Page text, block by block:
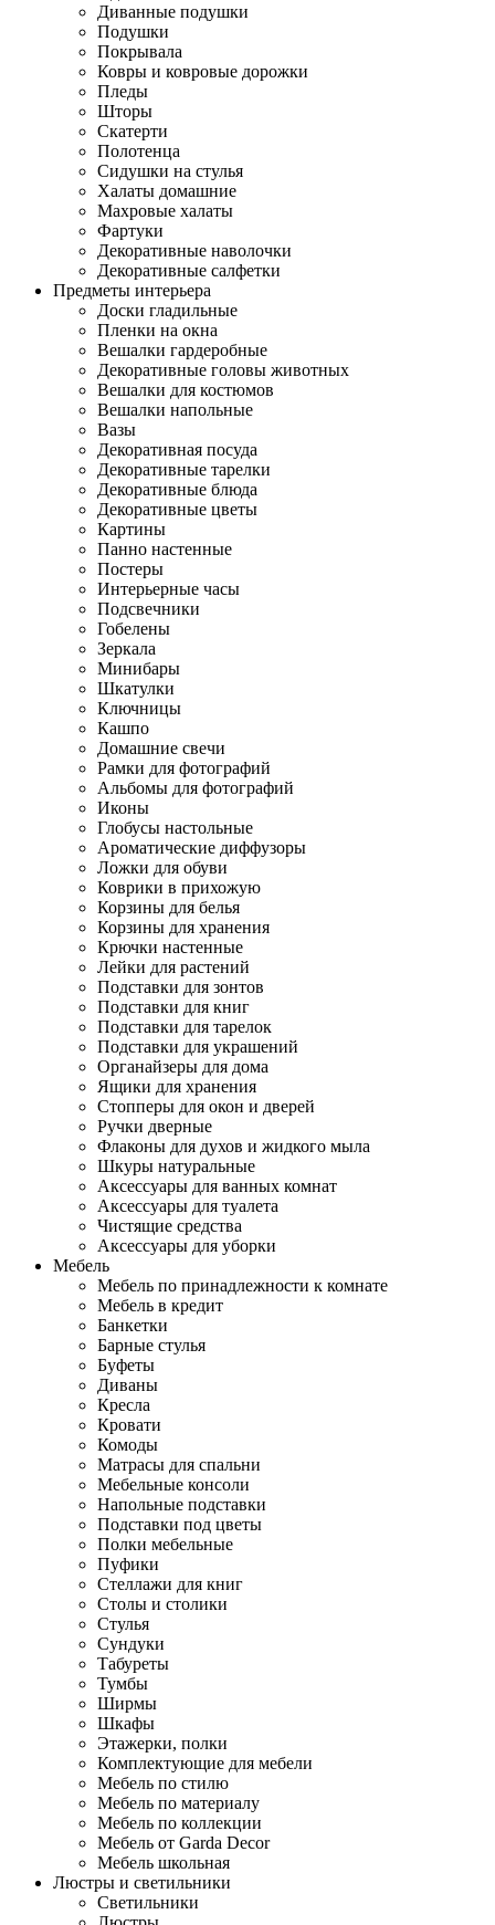
Диванные подушки
Подушки
Покрывала
Ковры и ковровые дорожки
Пледы
Шторы
Скатерти
Полотенца
Сидушки на стулья
Халаты домашние
Махровые халаты
Фартуки
Декоративные наволочки
Декоративные салфетки
Предметы интерьера
Доски гладильные
Пленки на окна
Вешалки гардеробные
Декоративные головы животных
Вешалки для костюмов
Вешалки напольные
Вазы
Декоративная посуда
Декоративные тарелки
Декоративные блюда
Декоративные цветы
Картины
Панно настенные
Постеры
Интерьерные часы
Подсвечники
Гобелены
Зеркала
Минибары
Шкатулки
Ключницы
Кашпо
Домашние свечи
Рамки для фотографий
Альбомы для фотографий
Иконы
Глобусы настольные
Ароматические диффузоры
Ложки для обуви
Коврики в прихожую
Корзины для белья
Корзины для хранения
Крючки настенные
Лейки для растений
Подставки для зонтов
Подставки для книг
Подставки для тарелок
Подставки для украшений
Органайзеры для дома
Ящики для хранения
Стопперы для окон и дверей
Ручки дверные
Флаконы для духов и жидкого мыла
Шкуры натуральные
Аксессуары для ванных комнат
Аксессуары для туалета
Чистящие средства
Аксессуары для уборки
Мебель
Мебель по принадлежности к комнате
Мебель в кредит
Банкетки
Барные стулья
Буфеты
Диваны
Кресла
Кровати
Комоды
Матрасы для спальни
Мебельные консоли
Напольные подставки
Подставки под цветы
Полки мебельные
Пуфики
Стеллажи для книг
Столы и столики
Стулья
Сундуки
Табуреты
Тумбы
Ширмы
Шкафы
Этажерки, полки
Комплектующие для мебели
Мебель по стилю
Мебель по материалу
Мебель по коллекции
Мебель от Garda Decor
Мебель школьная
Люстры и светильники
Светильники